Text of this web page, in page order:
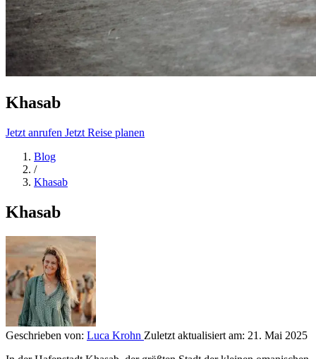
Khasab
Jetzt anrufen Jetzt Reise planen
Blog
/
Khasab
Khasab
Geschrieben von: Luca Krohn Zuletzt aktualisiert am: 21. Mai 2025